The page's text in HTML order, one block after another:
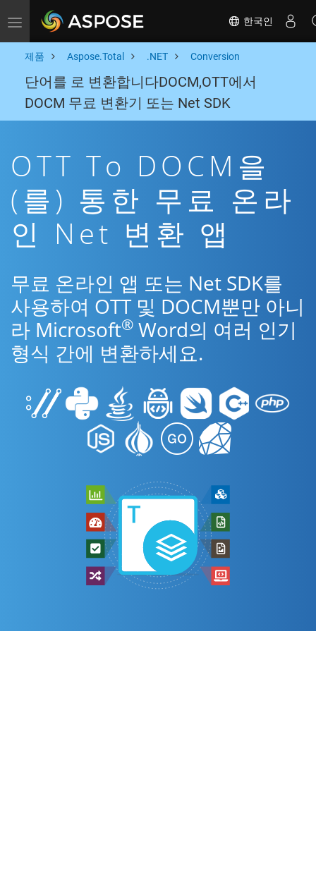
Toggle navigation 한국인
제품 Aspose.Total .NET Conversion
단어를 로 변환합니다DOCM,OTT에서
DOCM 무료 변환기 또는 Net SDK
OTT To DOCM을
(를) 통한 무료 온라
인 Net 변환 앱
무료 온라인 앱 또는 Net SDK를
사용하여 OTT 및 DOCM뿐만 아니
라 Microsoft® Word의 여러 인기
형식 간에 변환하세요.